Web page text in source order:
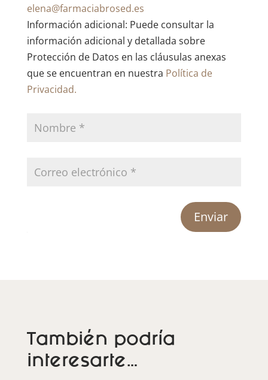
elena@farmaciabrosed.es
Información adicional: Puede consultar la
información adicional y detallada sobre
Protección de Datos en las cláusulas anexas
que se encuentran en nuestra Política de
Privacidad.
Enviar
También podría
interesarte…